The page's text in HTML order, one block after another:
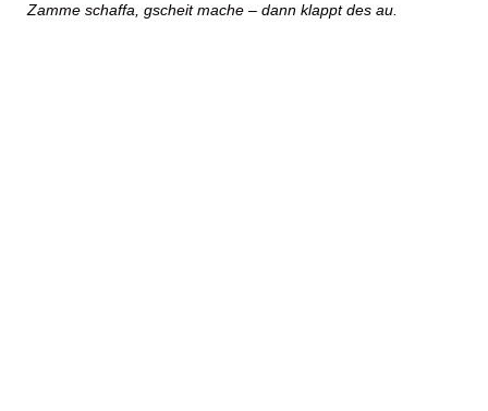
Zamme schaffa, gscheit mache – dann klappt des au.